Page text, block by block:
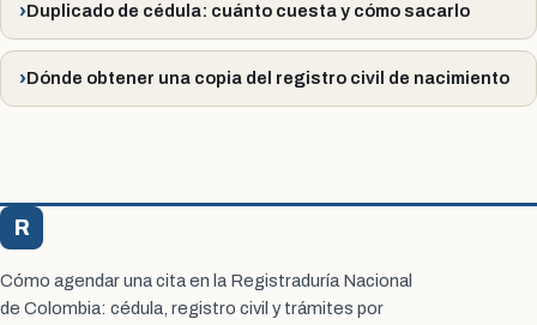
Duplicado de cédula: cuánto cuesta y cómo sacarlo
Dónde obtener una copia del registro civil de nacimiento
R
Cómo agendar una cita en la Registraduría Nacional
de Colombia: cédula, registro civil y trámites por